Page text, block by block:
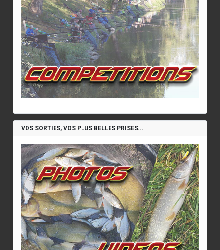
VOS SORTIES, VOS PLUS BELLES PRISES...